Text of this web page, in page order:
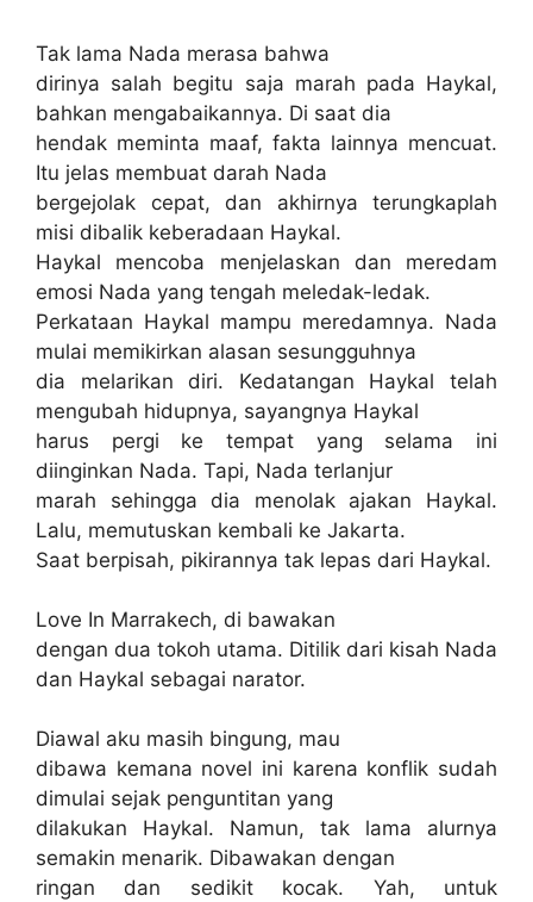
Tak lama Nada merasa bahwa
dirinya salah begitu saja marah pada Haykal,
bahkan mengabaikannya. Di saat dia
hendak meminta maaf, fakta lainnya mencuat.
Itu jelas membuat darah Nada
bergejolak cepat, dan akhirnya terungkaplah
misi dibalik keberadaan Haykal.
Haykal mencoba menjelaskan dan meredam
emosi Nada yang tengah meledak-ledak.
Perkataan Haykal mampu meredamnya. Nada
mulai memikirkan alasan sesungguhnya
dia melarikan diri. Kedatangan Haykal telah
mengubah hidupnya, sayangnya Haykal
harus pergi ke tempat yang selama ini
diinginkan Nada. Tapi, Nada terlanjur
marah sehingga dia menolak ajakan Haykal.
Lalu, memutuskan kembali ke Jakarta.
Saat berpisah, pikirannya tak lepas dari Haykal.
Love In Marrakech, di bawakan
dengan dua tokoh utama. Ditilik dari kisah Nada
dan Haykal sebagai narator.
Diawal aku masih bingung, mau
dibawa kemana novel ini karena konflik sudah
dimulai sejak penguntitan yang
dilakukan Haykal. Namun, tak lama alurnya
semakin menarik. Dibawakan dengan
ringan dan sedikit kocak. Yah, untuk